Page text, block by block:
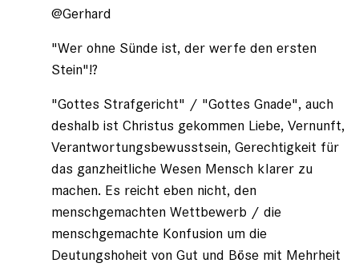
Gerhard
registriert)
@Gerhard
"Wer ohne Sünde ist, der werfe den ersten
Stein"!?
"Gottes Strafgericht" / "Gottes Gnade", auch
deshalb ist Christus gekommen Liebe, Vernunft,
Verantwortungsbewusstsein, Gerechtigkeit für
das ganzheitliche Wesen Mensch klarer zu
machen. Es reicht eben nicht, den
menschgemachten Wettbewerb / die
menschgemachte Konfusion um die
Deutungshoheit von Gut und Böse mit Mehrheit